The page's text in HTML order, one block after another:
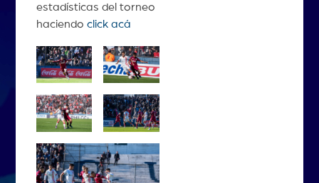
estadísticas del torneo
haciendo click acá